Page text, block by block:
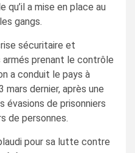
qu’il a mise en place au
gangs.
sécuritaire et
armés prenant le contrôle
a conduit le pays à
mars dernier, après une
évasions de prisonniers
de personnes.
pour sa lutte contre